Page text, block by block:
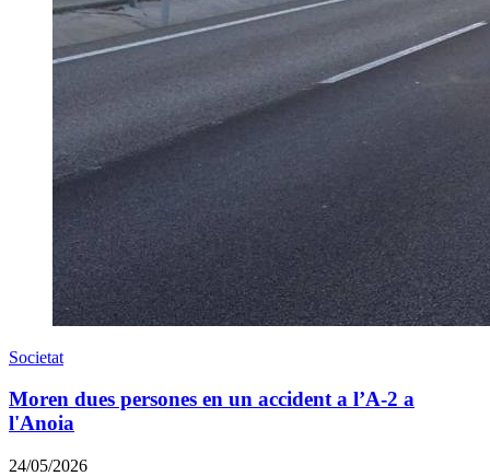
Societat
Moren dues persones en un accident a l’A-2 a
l'Anoia
24/05/2026